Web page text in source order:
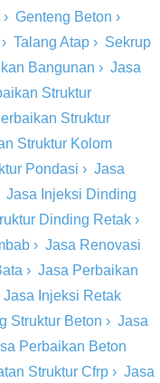
› Genteng Beton ›
› Talang Atap › Sekrup
Bangunan › Jasa
Struktur
Struktur
Struktur Kolom
Pondasi › Jasa
Jasa Injeksi Dinding
Dinding Retak ›
› Jasa Renovasi
› Jasa Perbaikan
Jasa Injeksi Retak
Struktur Beton › Jasa
Perbaikan Beton
Struktur Cfrp › Jasa